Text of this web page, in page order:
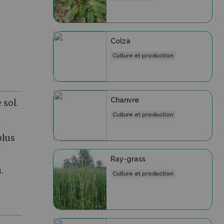
sol.
Colza
Culture et production
Chanvre
Culture et production
Ray-grass
Culture et production